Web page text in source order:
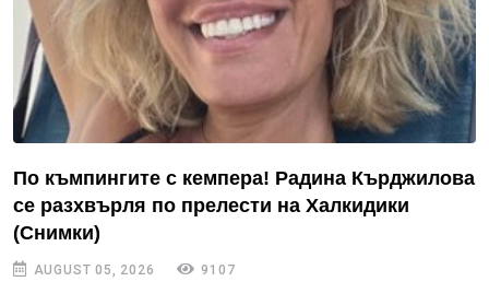
По къмпингите с кемпера! Радина Кърджилова
се разхвърля по прелести на Халкидики
(Снимки)
AUGUST 05, 2026 9107